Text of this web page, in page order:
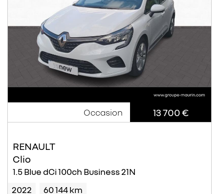
Occasion 13 700 €
RENAULT
Clio
1.5 Blue dCi 100ch Business 21N
2022
60 144 km